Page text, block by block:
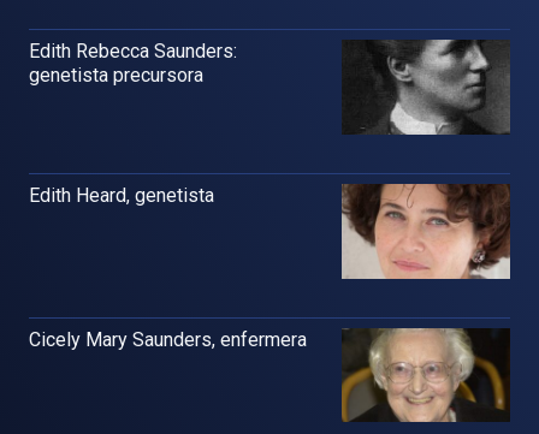
Edith Rebecca Saunders:
genetista precursora
Edith Heard, genetista
Cicely Mary Saunders, enfermera